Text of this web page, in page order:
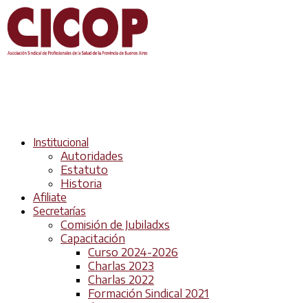
Institucional
Autoridades
Estatuto
Historia
Afiliate
Secretarías
Comisión de Jubiladxs
Capacitación
Curso 2024-2026
Charlas 2023
Charlas 2022
Formación Sindical 2021